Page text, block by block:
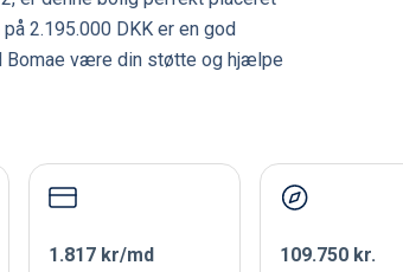
2.195.000 DKK er en god
Bomae være din støtte og hjælpe
1.817 kr/md
109.750 kr.